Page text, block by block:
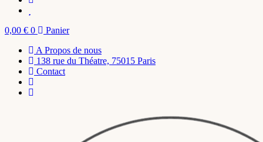
0,00 € 0
Panier
A Propos de nous
138 rue du Théatre, 75015 Paris
Contact